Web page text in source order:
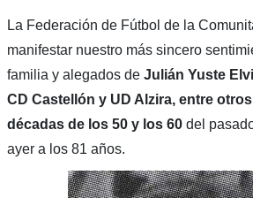
La Federación de Fútbol de la
manifestar nuestro más sincero
familia y alegados de Julián Yuste
CD Castellón y UD Alzira, entre
décadas de los 50 y los 60del
ayer a los 81 años.